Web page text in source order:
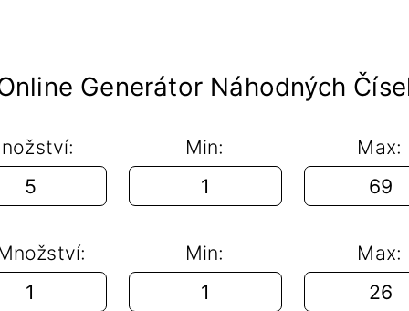
Generátor Náhodných
Min: Max:
Min: Max: